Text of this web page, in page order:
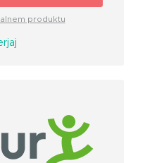
produktu